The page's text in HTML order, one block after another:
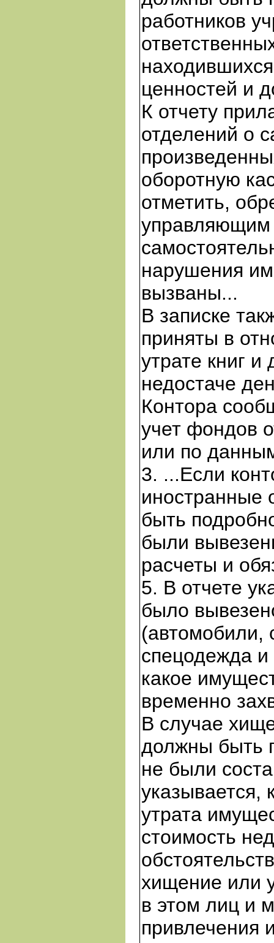
работников
ценностей и
К отчету
отделений о
оборотную
отметить,
управляющим
нарушения
вызваны...
В записке
приняты в
утрате книг и
недостаче
Контора
учет фондов
или по
3. ...Если
иностранные
быть
были
расчеты и
5. В отчете
было
спецодежда и
какое
временно
В случае
должны быть
не были
указывается,
утрата
стоимость
хищение или
в этом лиц и
привлечения